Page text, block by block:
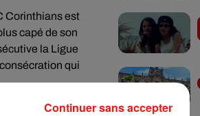
Corinthians est
capé de son
la Ligue
qui
Continuer sans accepter